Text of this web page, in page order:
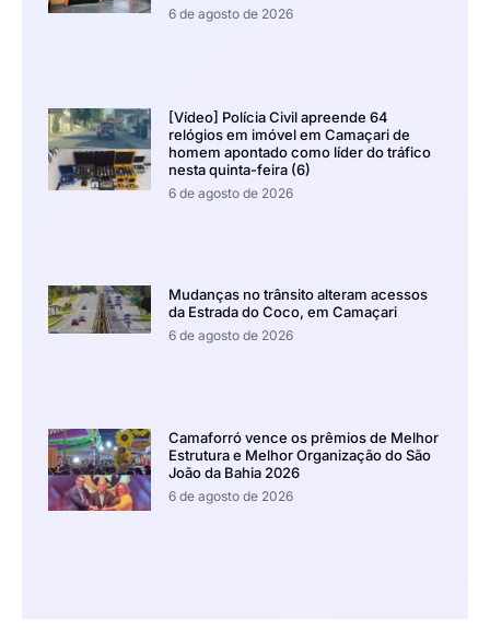
6 de agosto de 2026
[Vídeo] Polícia Civil apreende 64
relógios em imóvel em Camaçari de
homem apontado como líder do tráfico
nesta quinta-feira (6)
6 de agosto de 2026
Mudanças no trânsito alteram acessos
da Estrada do Coco, em Camaçari
6 de agosto de 2026
Camaforró vence os prêmios de Melhor
Estrutura e Melhor Organização do São
João da Bahia 2026
6 de agosto de 2026